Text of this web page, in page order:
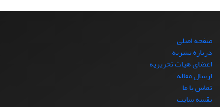
صفحه اصلی
درباره نشریه
اعضای هیات تحریریه
ارسال مقاله
تماس با ما
نقشه سایت